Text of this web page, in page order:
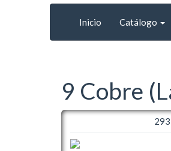
Inicio Catálogo
9 Cobre